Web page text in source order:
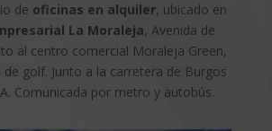
de oficinas en alquiler, ubicado en
La Moraleja, Avenida de
al centro comercial Moraleja Green,
de golf. Junto a la carretera de Burgos
Comunicada por metro y autobús.